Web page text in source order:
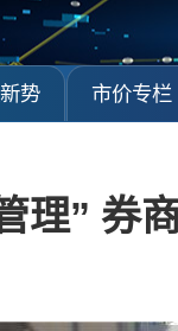
势 市价专栏
理” 券